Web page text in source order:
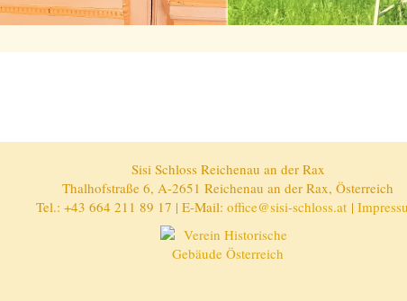
Sisi Schloss Reichenau an der Rax
Thalhofstraße 6, A-2651 Reichenau an der Rax, Österreich
Tel.: +43 664 211 89 17 | E-Mail: office@sisi-schloss.at |